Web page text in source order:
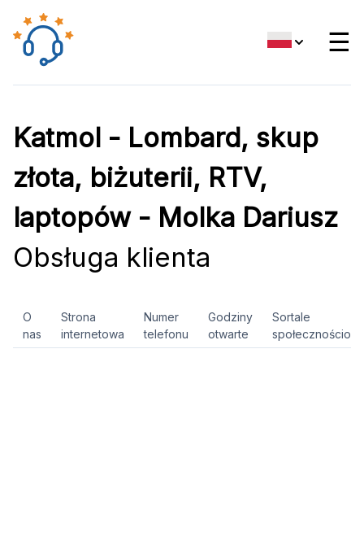
☰
Katmol - Lombard, skup
złota, biżuterii, RTV,
laptopów - Molka Dariusz
Obsługa klienta
O
nas
Strona
internetowa
Numer
telefonu
Godziny
otwarte
Sortale